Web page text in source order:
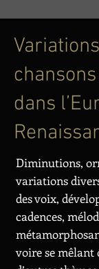
dans
Diminutions,
variations
des voix,
cadences,
voire se mêlant